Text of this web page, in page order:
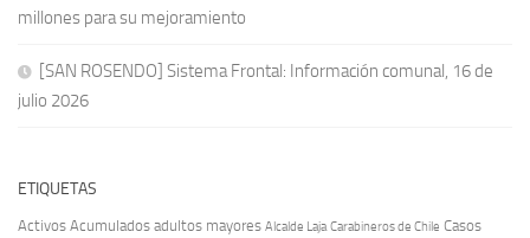
millones para su mejoramiento
[SAN ROSENDO] Sistema Frontal: Información comunal, 16 de
julio 2026
ETIQUETAS
Activos Acumulados adultos mayores Alcalde Laja Carabineros de Chile Casos